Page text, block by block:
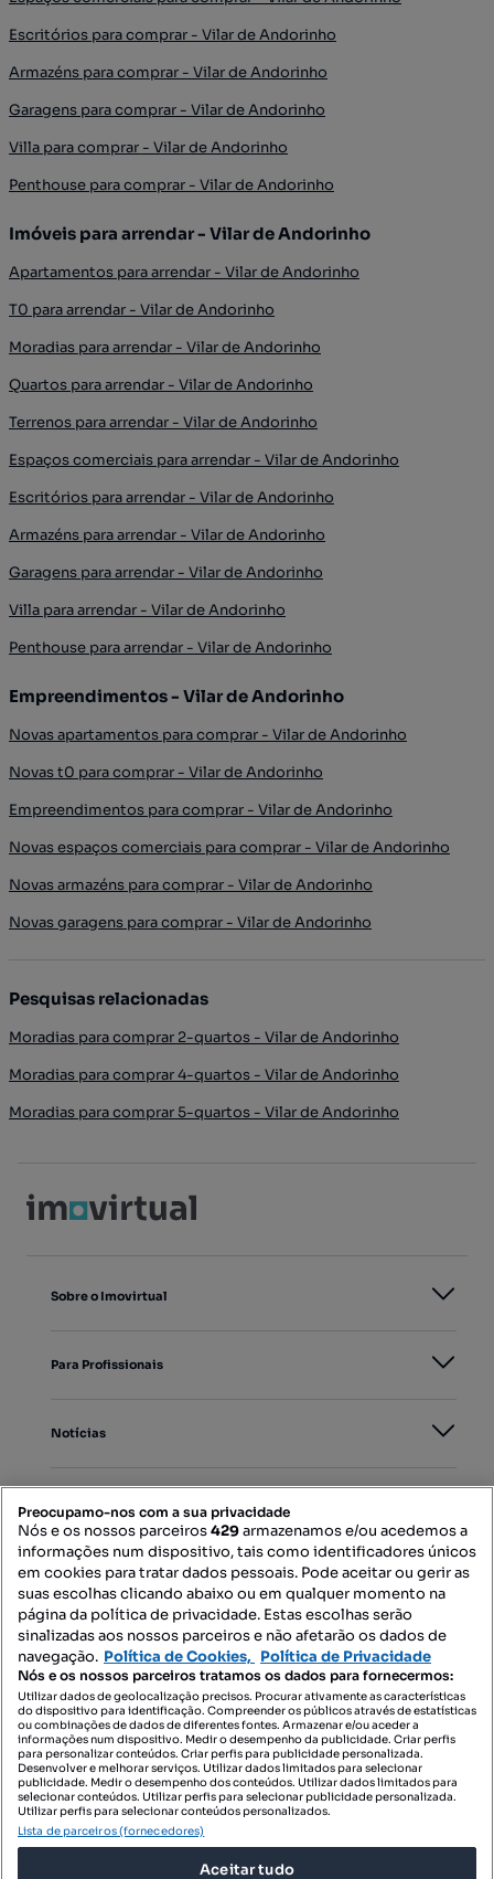
Escritórios para comprar - Vilar de Andorinho
Armazéns para comprar - Vilar de Andorinho
Garagens para comprar - Vilar de Andorinho
Villa para comprar - Vilar de Andorinho
Penthouse para comprar - Vilar de Andorinho
Imóveis para arrendar - Vilar de Andorinho
Apartamentos para arrendar - Vilar de Andorinho
T0 para arrendar - Vilar de Andorinho
Moradias para arrendar - Vilar de Andorinho
Quartos para arrendar - Vilar de Andorinho
Terrenos para arrendar - Vilar de Andorinho
Espaços comerciais para arrendar - Vilar de Andorinho
Escritórios para arrendar - Vilar de Andorinho
Armazéns para arrendar - Vilar de Andorinho
Garagens para arrendar - Vilar de Andorinho
Villa para arrendar - Vilar de Andorinho
Penthouse para arrendar - Vilar de Andorinho
Empreendimentos - Vilar de Andorinho
Novas apartamentos para comprar - Vilar de Andorinho
Novas t0 para comprar - Vilar de Andorinho
Empreendimentos para comprar - Vilar de Andorinho
Novas espaços comerciais para comprar - Vilar de Andorinho
Novas armazéns para comprar - Vilar de Andorinho
Novas garagens para comprar - Vilar de Andorinho
Pesquisas relacionadas
Moradias para comprar 2-quartos - Vilar de Andorinho
Moradias para comprar 4-quartos - Vilar de Andorinho
Moradias para comprar 5-quartos - Vilar de Andorinho
Sobre o Imovirtual
Para Profissionais
Notícias
Mapa do Site
Contacte-nos
SIGA-NOS:
DESCARREGAR NA:
Preocupamo-nos com a sua privacidade
Nós e os nossos parceiros429armazenamos e/ou acedemos a
informações num dispositivo, tais como identificadores únicos
em cookies para tratar dados pessoais. Pode aceitar ou gerir as
suas escolhas clicando abaixo ou em qualquer momento na
página da política de privacidade. Estas escolhas serão
sinalizadas aos nossos parceiros e não afetarão os dados de
navegação. Política de Cookies, Política de Privacidade
Nós e os nossos parceiros tratamos os dados para fornecermos:
Utilizar dados de geolocalização precisos. Procurar ativamente as características
do dispositivo para identificação. Compreender os públicos através de estatísticas
ou combinações de dados de diferentes fontes. Armazenar e/ou aceder a
informações num dispositivo. Medir o desempenho da publicidade. Criar perfis
para personalizar conteúdos. Criar perfis para publicidade personalizada.
Desenvolver e melhorar serviços. Utilizar dados limitados para selecionar
publicidade. Medir o desempenho dos conteúdos. Utilizar dados limitados para
selecionar conteúdos. Utilizar perfis para selecionar publicidade personalizada.
Utilizar perfis para selecionar conteúdos personalizados.
Lista de parceiros (fornecedores)
Aceitar tudo